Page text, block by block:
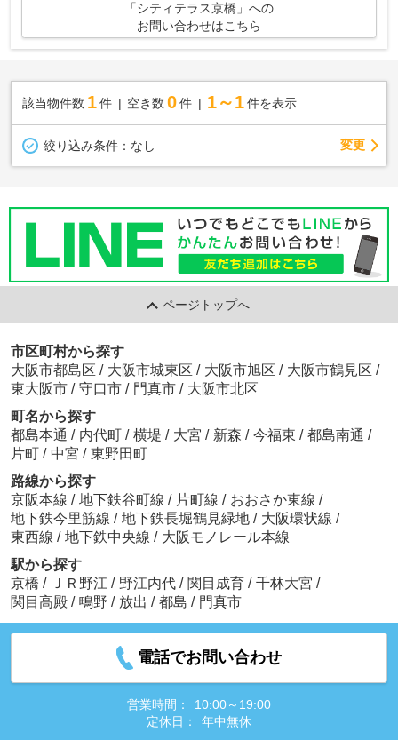
「シティテラス京橋」への
お問い合わせはこちら
該当物件数 1件 空き数 0 件 1～1 件を表示
絞り込み条件： なし 変更
ページトップへ
市区町村から探す
大阪市都島区 / 大阪市城東区 / 大阪市旭区 / 大阪市鶴見区 /
東大阪市 / 守口市 / 門真市 / 大阪市北区
町名から探す
都島本通 / 内代町 / 横堤 / 大宮 / 新森 / 今福東 / 都島南通 /
片町 / 中宮 / 東野田町
路線から探す
京阪本線 / 地下鉄谷町線 / 片町線 / おおさか東線 /
地下鉄今里筋線 / 地下鉄長堀鶴見緑地 / 大阪環状線 /
東西線 / 地下鉄中央線 / 大阪モノレール本線
駅から探す
京橋 / ＪＲ野江 / 野江内代 / 関目成育 / 千林大宮 /
関目高殿 / 鴫野 / 放出 / 都島 / 門真市
電話でお問い合わせ
営業時間：
10:00～19:00
定休日：
年中無休